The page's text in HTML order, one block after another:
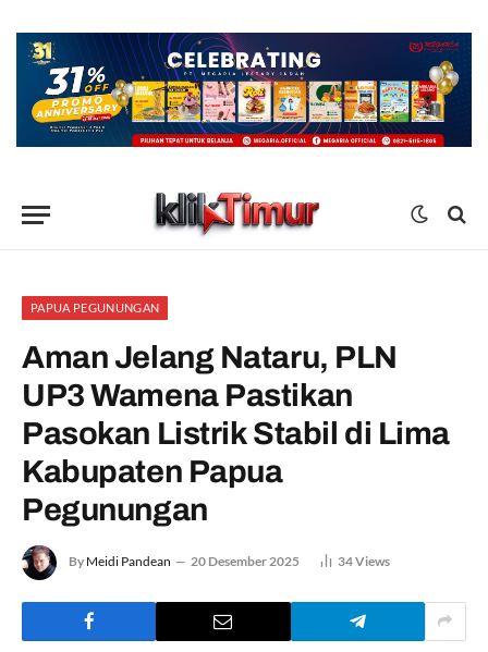
PAPUA PEGUNUNGAN
Aman Jelang Nataru, PLN
UP3 Wamena Pastikan
Pasokan Listrik Stabil di Lima
Kabupaten Papua
Pegunungan
By Meidi Pandean 20 Desember 2025 34Views